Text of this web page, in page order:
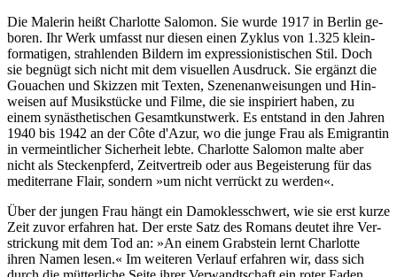
Die Malerin heißt Char­lotte Salo­mon. Sie wurde 1917 in Berlin ge­
boren. Ihr Werk um­fasst nur die­sen einen Zyklus von 1.325 klein­
for­mati­gen, strah­lenden Bil­dern im ex­pres­sio­ni­sti­schen Stil. Doch
sie be­gnügt sich nicht mit dem visu­el­len Aus­druck. Sie er­gänzt die
Gouachen und Skizzen mit Texten, Szenen­an­wei­sun­gen und Hin­
wei­sen auf Mu­sik­stücke und Filme, die sie inspi­riert haben, zu
einem sy­n­ästhe­tischen Ge­samt­kunst­werk. Es ent­stand in den Jah­ren
1940 bis 1942 an der Côte d'Azur, wo die junge Frau als Emi­gran­tin
in ver­meint­licher Sicher­heit lebte. Char­lotte Salo­mon malte aber
nicht als Ste­cken­pferd, Zeit­ver­treib oder aus Be­geiste­rung für das
medi­terrane Flair, sondern »um nicht ver­rückt zu wer­den«.
Über der jungen Frau hängt ein Damokles­schwert, wie sie erst kurze
Zeit zuvor erfahren hat. Der erste Satz des Romans deutet ihre Ver­
stri­ckung mit dem Tod an: »An einem Grab­stein lernt Charlotte
ihren Namen lesen.« Im weiteren Verlauf erfahren wir, dass sich